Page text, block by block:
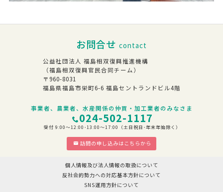
お問合せ contact
公益社団法人 福島相双復興推進機構
（福島相双復興官民合同チーム）
〒960-8031
福島県福島市栄町6-6 福島セントランドビル4階
事業者、農業者、水産関係の仲買・加工業者のみなさま
024-502-1117
受付 9:00～12:00･13:00～17:00（土日祝日･年末年始除く）
訪問の申し込みはこちらから
個人情報及び法人情報の取扱について
反社会的勢力への対応基本方針について
SNS運用方針について